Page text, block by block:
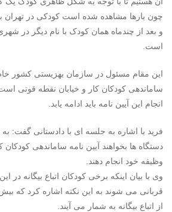
چون بارها مشاهده شده است کودکی در تهران
و بعد از چندماه همان کودک با نام دیگر در
است.
این مقام مسئول در سازمان بهزیستی کشور
ساماندهی کودکان کار و خیابان نقطه قوتی
انجام این آیین نامه باید ادامه یابد.
فرید با اشاره به جلسه ای با دادستانی گفت: به
دستگاه ها بخواهند آیین نامه ساماندهی کودکان
وظیفه خود انجام دهند.
وی با بیان اینکه برخی کودکان اتباع بیگانه در
از اتباع بیگانه به شمار می آیند.